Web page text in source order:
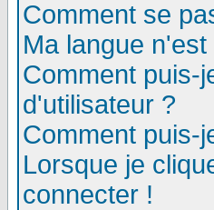
Comment se
Ma langue
Comment puis-
d'utilisateur ?
Comment puis-
Lorsque je
connecter !